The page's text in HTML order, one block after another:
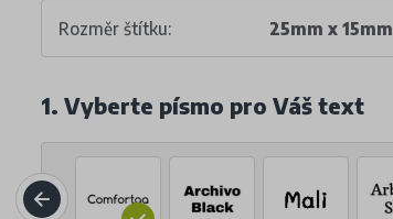
Rozměr štítku: 25mm x 15mm
1. Vyberte písmo pro Váš text